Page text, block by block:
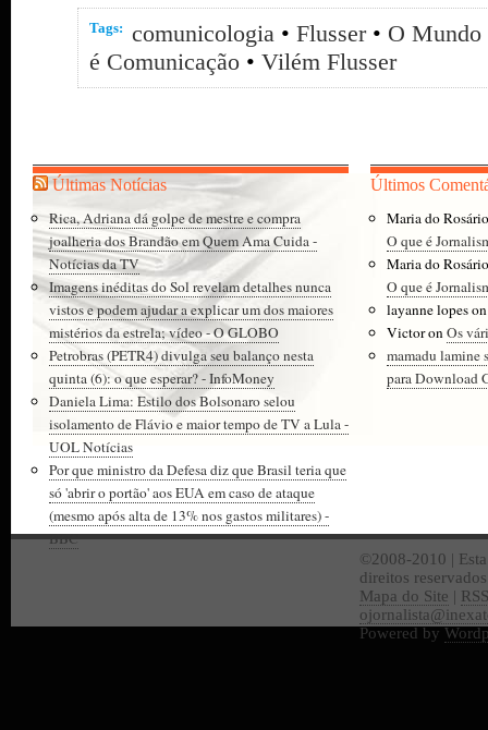
Tags: comunicologia • Flusser• O
é Comunicação • Vilém Flusser
Últimas Notícias
Rica, Adriana dá golpe de mestre e compra
joalheria dos Brandão em Quem Ama Cuida -
Notícias da TV
Imagens inéditas do Sol revelam detalhes nunca
vistos e podem ajudar a explicar um dos maiores
mistérios da estrela; vídeo - O GLOBO
Petrobras (PETR4) divulga seu balanço nesta
quinta (6): o que esperar? - InfoMoney
Daniela Lima: Estilo dos Bolsonaro selou
isolamento de Flávio e maior tempo de TV a Lula -
UOL Notícias
Por que ministro da Defesa diz que Brasil teria que
só 'abrir o portão' aos EUA em caso de ataque
(mesmo após alta de 13% nos gastos militares) -
BBC
Últimos
Maria do
O que é
Maria do
O que é
layanne lopes
VictoronOs
mamadu lamine
para Download
©2008-2010 |
direitos
Mapa do Site | RSS
Powered by